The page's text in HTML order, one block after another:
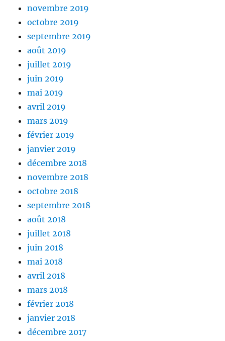
novembre 2019
octobre 2019
septembre 2019
août 2019
juillet 2019
juin 2019
mai 2019
avril 2019
mars 2019
février 2019
janvier 2019
décembre 2018
novembre 2018
octobre 2018
septembre 2018
août 2018
juillet 2018
juin 2018
mai 2018
avril 2018
mars 2018
février 2018
janvier 2018
décembre 2017